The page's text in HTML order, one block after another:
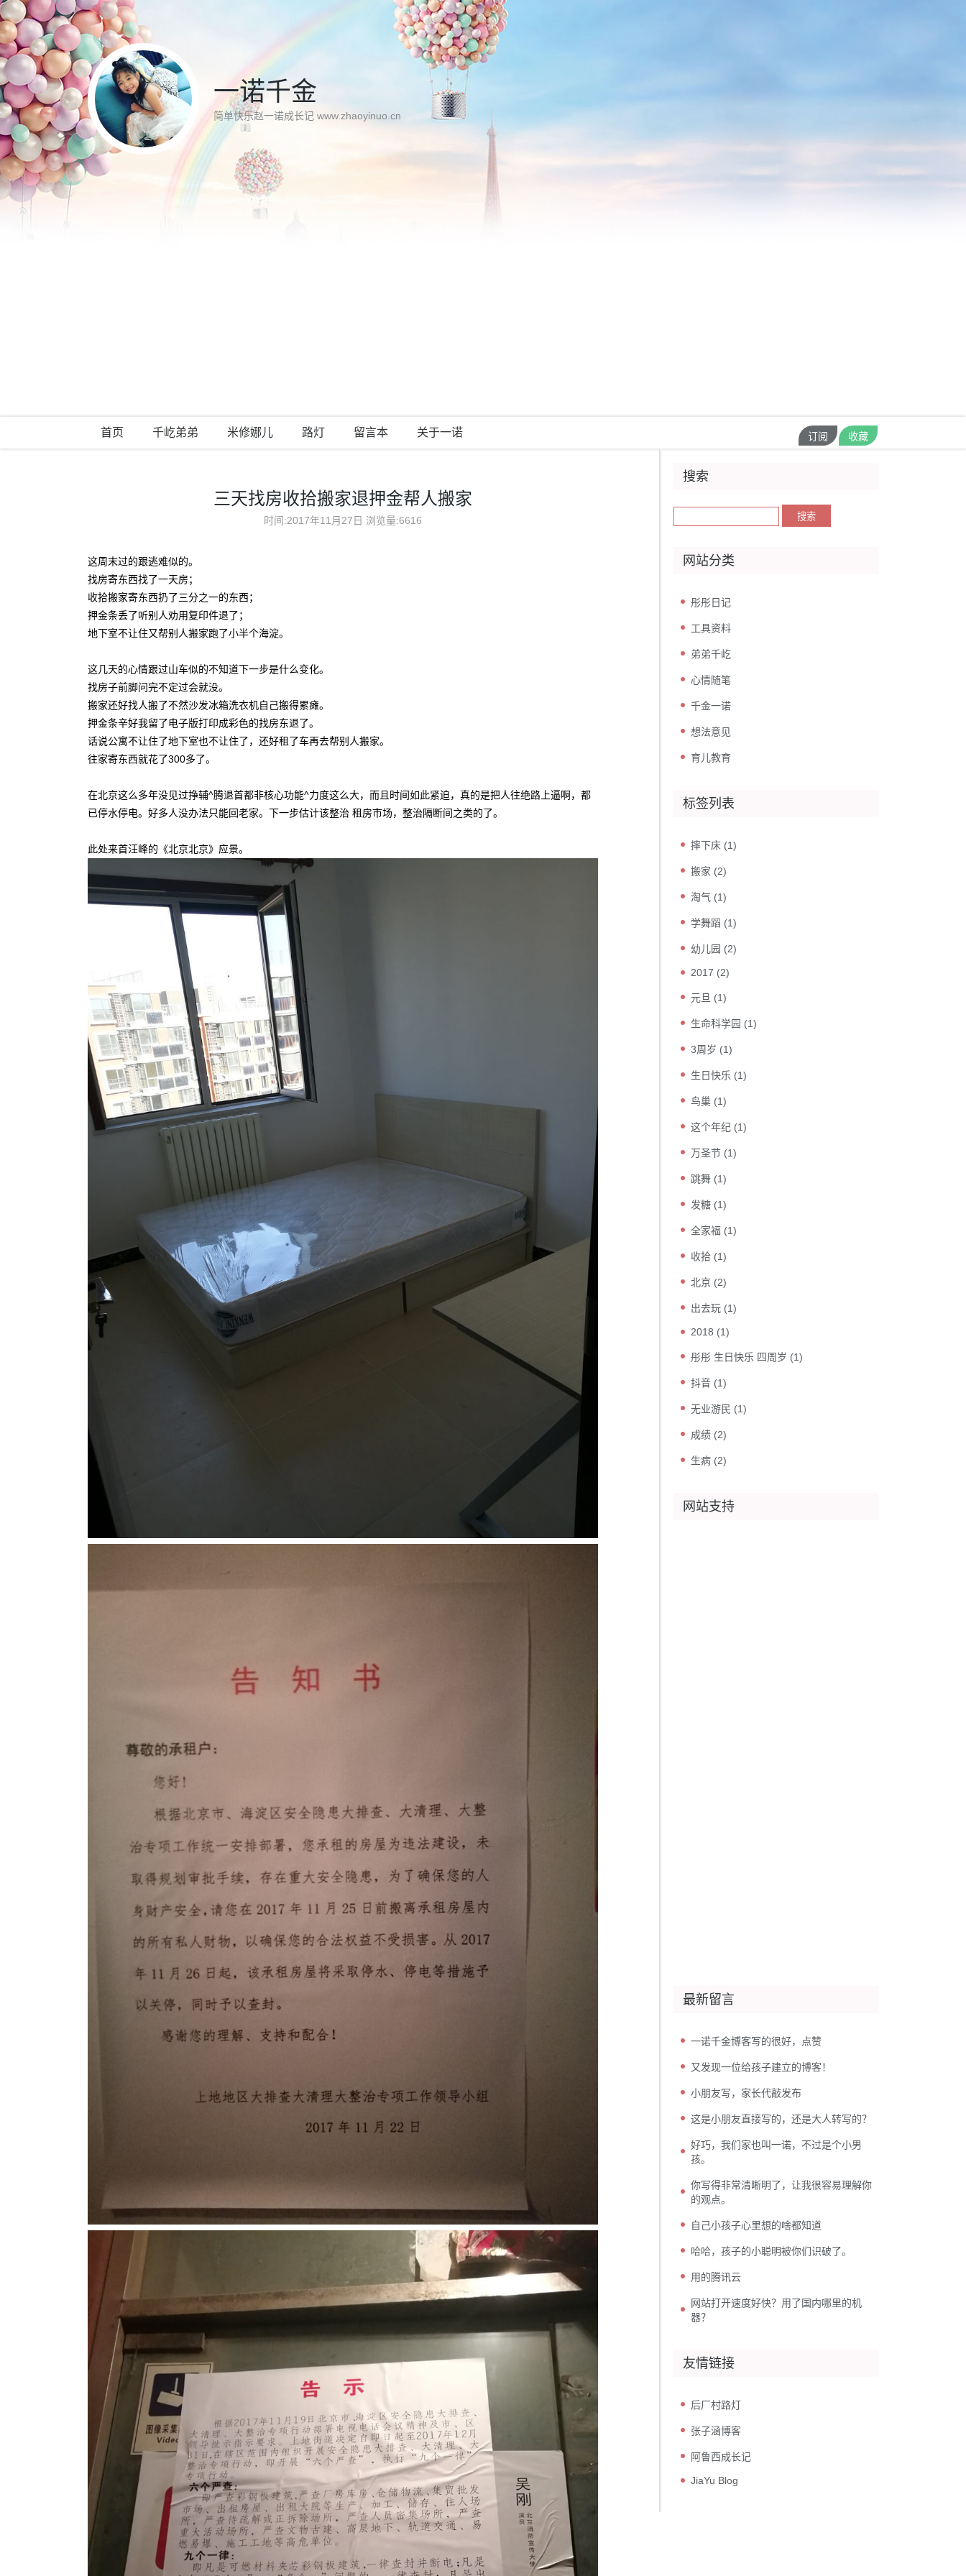
一诺千金
简单快乐赵一诺成长记 www.zhaoyinuo.cn
首页 千屹弟弟 米修娜儿 路灯 留言本 关于一诺 订阅 收藏
三天找房收拾搬家退押金帮人搬家
时间:2017年11月27日 浏览量:6616
这周末过的跟逃难似的。
找房寄东西找了一天房；
收拾搬家寄东西扔了三分之一的东西；
押金条丢了听别人劝用复印件退了；
地下室不让住又帮别人搬家跑了小半个海淀。
这几天的心情跟过山车似的不知道下一步是什么变化。
找房子前脚问完不定过会就没。
搬家还好找人搬了不然沙发冰箱洗衣机自己搬得累瘫。
押金条辛好我留了电子版打印成彩色的找房东退了。
话说公寓不让住了地下室也不让住了，还好租了车再去帮别人搬家。
往家寄东西就花了300多了。
在北京这么多年没见过挣辅^腾退首都非核心功能^力度这么大，而且时间如此紧迫，真的是把人往绝路上逼啊，都
已停水停电。好多人没办法只能回老家。下一步估计该整治 租房市场，整治隔断间之类的了。
此处来首汪峰的《北京北京》应景。
搜索
网站分类
彤彤日记
工具资料
弟弟千屹
心情随笔
千金一诺
想法意见
育儿教育
标签列表
摔下床 (1)
搬家 (2)
淘气 (1)
学舞蹈 (1)
幼儿园 (2)
2017 (2)
元旦 (1)
生命科学园 (1)
3周岁 (1)
生日快乐 (1)
鸟巢 (1)
这个年纪 (1)
万圣节 (1)
跳舞 (1)
发糖 (1)
全家福 (1)
收拾 (1)
北京 (2)
出去玩 (1)
2018 (1)
彤彤 生日快乐 四周岁 (1)
抖音 (1)
无业游民 (1)
成绩 (2)
生病 (2)
网站支持
最新留言
一诺千金博客写的很好，点赞
又发现一位给孩子建立的博客！
小朋友写，家长代敲发布
这是小朋友直接写的，还是大人转写的？
好巧，我们家也叫一诺，不过是个小男
孩。
你写得非常清晰明了，让我很容易理解你
的观点。
自己小孩子心里想的啥都知道
哈哈，孩子的小聪明被你们识破了。
用的腾讯云
网站打开速度好快？用了国内哪里的机
器？
友情链接
后厂村路灯
张子涵博客
阿鲁西成长记
JiaYu Blog